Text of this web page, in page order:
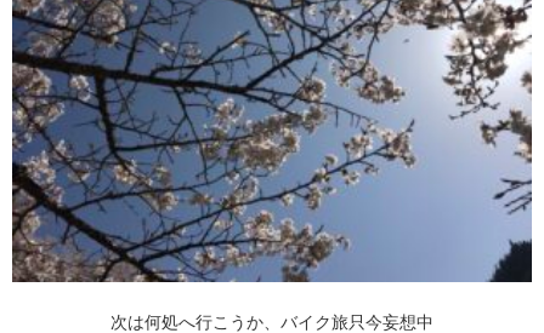
次は何処へ行こうか、バイク旅只今妄想中